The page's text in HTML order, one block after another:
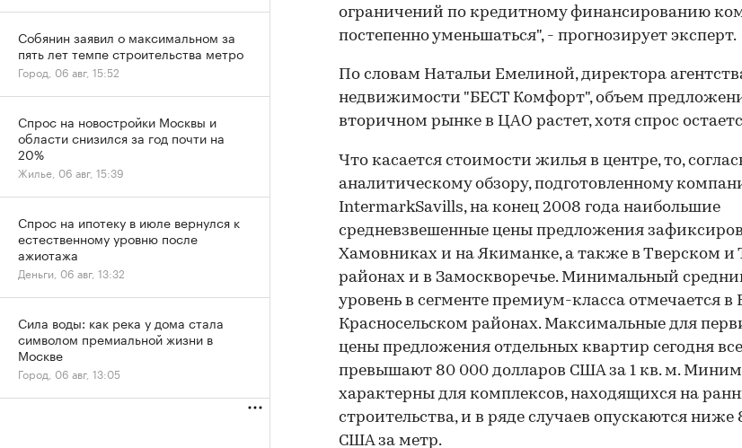
ограничений по кредитному финансированию
постепенно уменьшаться", - прогнозирует эксперт.
По словам Натальи Емелиной, директора
недвижимости "БЕСТ Комфорт", объем
вторичном рынке в ЦАО растет, хотя спрос
00:00 / 00:00
Что касается стоимости жилья в центре, то,
аналитическому обзору, подготовленному
IntermarkSavills, на конец 2008 года наибольшие
средневзвешенные цены предложения
Хамовниках и на Якиманке, а также в Тверском и
районах и в Замоскворечье. Минимальный
уровень в сегменте премиум-класса отмечается
Красносельском районах. Максимальные для
цены предложения отдельных квартир сегодня
превышают 80 000 долларов США за 1 кв. м.
характерны для комплексов, находящихся на
строительства, и в ряде случаев опускаются ниже
США за метр.
Собянин заявил о максимальном за
пять лет темпе строительства метро
Город, 06 авг, 15:52
Спрос на новостройки Москвы и
области снизился за год почти на
20%
Жилье, 06 авг, 15:39
Спрос на ипотеку в июле вернулся к
естественному уровню после
ажиотажа
Деньги, 06 авг, 13:32
Сила воды: как река у дома стала
символом премиальной жизни в
Москве
Город, 06 авг, 13:05